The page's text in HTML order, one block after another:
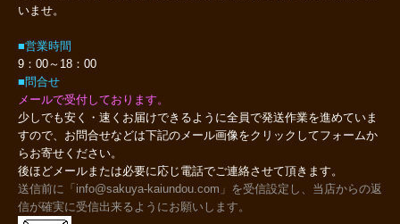
いませ。
■営業時間
9：00～18：00
■問合せ
メールで受付しております。
少しでも安く・速くお届けできるように全員で発送作業を進めていま
すので、お問合せなどは下記のメール画像をクリックしてフォームか
らお寄せください。
後ほどメールまたは必要に応じ電話でご連絡させて頂きます。
送信前に「info@sakuya-kaiundou.com」を受信設定し、当店からの返
信が確実に受信出来るようにお願いします。